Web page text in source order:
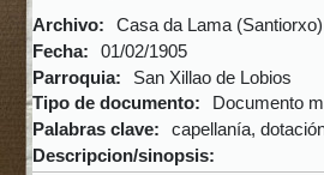
Archivo:
Casa da Lama (Santiorxo)
Fecha:
01/02/1905
Parroquia:
San Xillao de Lobios
Tipo de documento:
Documento
Palabras clave:
capellanía,
Descripcion/sinopsis: